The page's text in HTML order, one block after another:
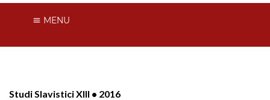
MENU
Studi Slavistici XIII • 2016